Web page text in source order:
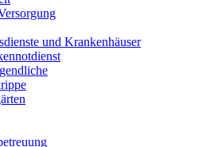
und Krankenhäuser